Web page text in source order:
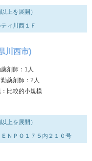
上を展開）
ィ川西１Ｆ
川西市)
剤師：1人
薬剤師：2人
比較的小規模
上を展開）
ＮＰＯ１７５内２１０号